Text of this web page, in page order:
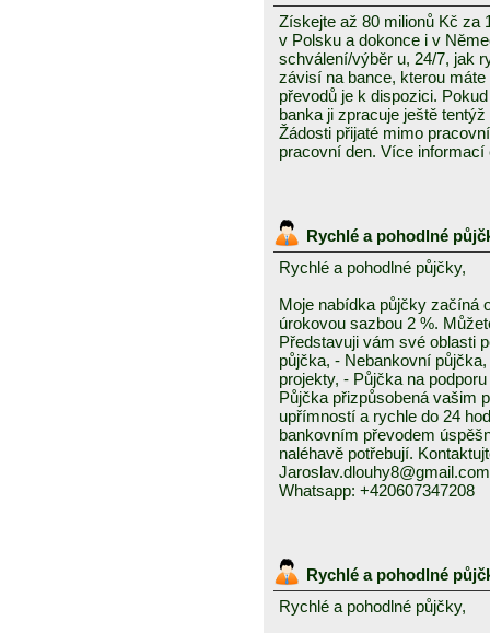
Získejte až 80 milionů Kč za
v Polsku a dokonce i v
schválení/výběr u, 24/7, jak
závisí na bance, kterou
převodů je k dispozici.
banka ji zpracuje ještě tentýž
Žádosti přijaté mimo
pracovní den. Více
Rychlé a pohodlné
Rychlé a pohodlné půjčky,
Moje nabídka půjčky začíná
úrokovou sazbou 2 %.
Představuji vám své oblasti
půjčka, - Nebankovní
projekty, - Půjčka na
Půjčka přizpůsobená vašim
upřímností a rychle do 24
bankovním převodem
naléhavě potřebují.
Jaroslav.dlouhy8@gmail.com
Whatsapp: +420607347208
Rychlé a pohodlné
Rychlé a pohodlné půjčky,